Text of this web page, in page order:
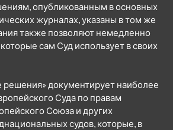
опубликованным в основных
журналах, указаны в том же
также позволяют немедленно
сам Суд использует в своих
решения» документирует наиболее
Суда по правам
Союза и других
судов, которые, в